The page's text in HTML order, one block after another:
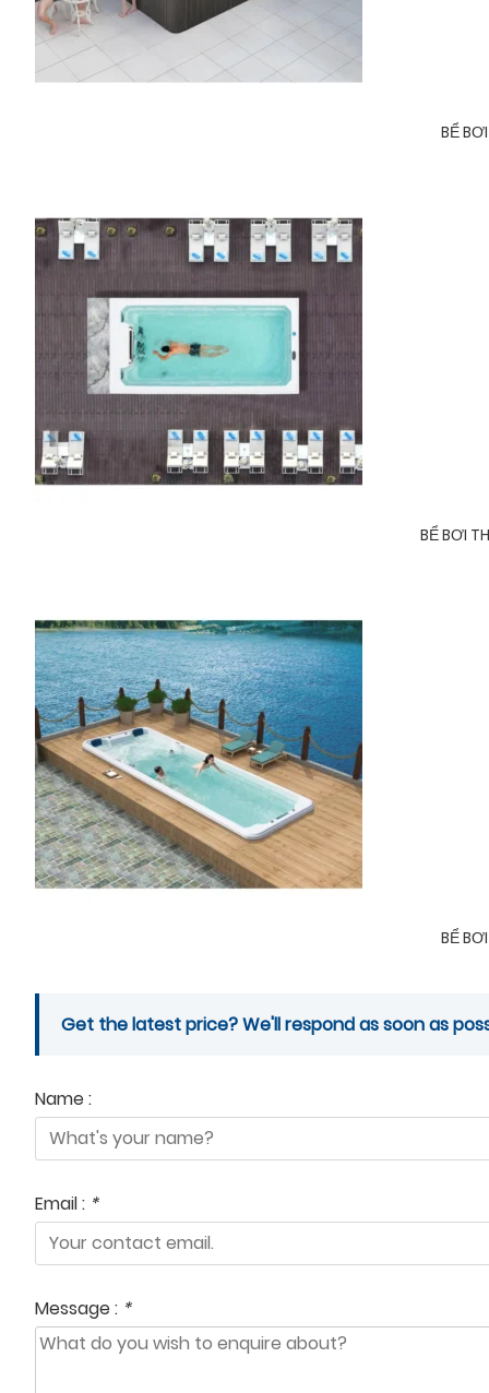
BỂ
BỂ BƠI
BỂ
Get the latest price? We'll respond as soon as
Name :
Email : *
Message : *